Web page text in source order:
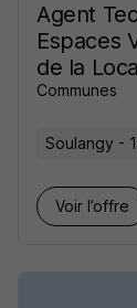
Agent
Espaces
de la
Communes
Soulangy -
Voir l’offre